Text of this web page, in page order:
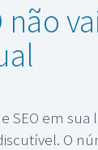
não
SEO em sua
O